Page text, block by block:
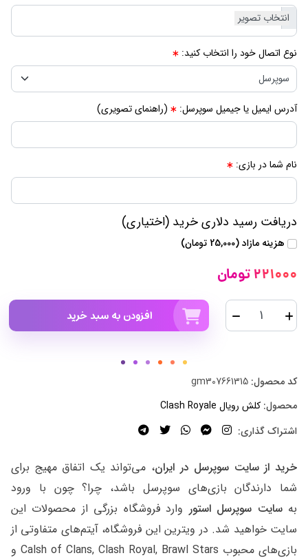
نوع اتصال خود را انتخاب کنید:
آدرس ایمیل یا جیمیل سوپرسل: (راهنمای تصویری)
نام شما در بازی:
دریافت رسید دلاری خرید (اختیاری)
هزینه مازاد (25,000 تومان)
221000 تومان
افزودن به سبد خرید
کد محصول:
محصول: کلش رویال Clash Royale
اشتراک گذاری:
خرید از سایت سوپرسل در ایران، می‌تواند یک اتفاق مهیج برای
شما دارندگان بازی‌های سوپرسل باشد، چرا؟ چون با ورود
بهسایت سوپرسل استور وارد فروشگاه بزرگی از محصولات این
سایت خواهید شد. در ویترین این فروشگاه، آیتم‌های متفاوتی از
بازی‌های محبوب Calsh of Clans, Clash Royal, Brawl Stars و